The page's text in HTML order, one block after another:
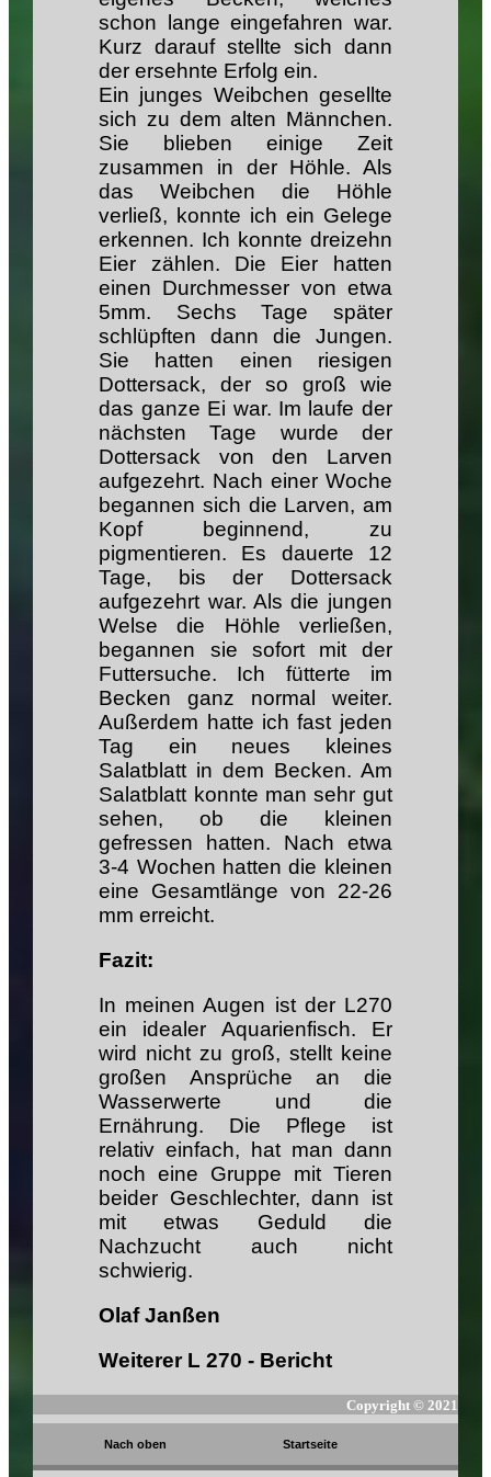
schon lange eingefahren war.
Kurz darauf stellte sich dann
der ersehnte Erfolg ein.
Ein junges Weibchen gesellte
sich zu dem alten Männchen.
Sie blieben einige Zeit
zusammen in der Höhle. Als
das Weibchen die Höhle
verließ, konnte ich ein Gelege
erkennen. Ich konnte dreizehn
Eier zählen. Die Eier hatten
einen Durchmesser von etwa
5mm. Sechs Tage später
schlüpften dann die Jungen.
Sie hatten einen riesigen
Dottersack, der so groß wie
das ganze Ei war. Im laufe der
nächsten Tage wurde der
Dottersack von den Larven
aufgezehrt. Nach einer Woche
begannen sich die Larven, am
Kopf beginnend, zu
pigmentieren. Es dauerte 12
Tage, bis der Dottersack
aufgezehrt war. Als die jungen
Welse die Höhle verließen,
begannen sie sofort mit der
Futtersuche. Ich fütterte im
Becken ganz normal weiter.
Außerdem hatte ich fast jeden
Tag ein neues kleines
Salatblatt in dem Becken. Am
Salatblatt konnte man sehr gut
sehen, ob die kleinen
gefressen hatten. Nach etwa
3-4 Wochen hatten die kleinen
eine Gesamtlänge von 22-26
mm erreicht.
Fazit:
In meinen Augen ist der L270
ein idealer Aquarienfisch. Er
wird nicht zu groß, stellt keine
großen Ansprüche an die
Wasserwerte und die
Ernährung. Die Pflege ist
relativ einfach, hat man dann
noch eine Gruppe mit Tieren
beider Geschlechter, dann ist
mit etwas Geduld die
Nachzucht auch nicht
schwierig.
Olaf Janßen
Weiterer L 270 - Bericht
Copyright © 2021
Nach oben Startseite